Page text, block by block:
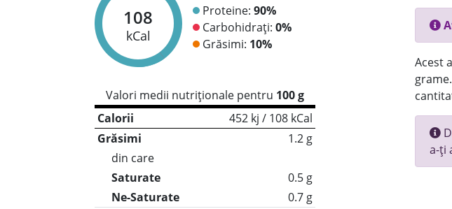
108
kCal
Proteine: 90%
Carbohidrați: 0%
Grăsimi: 10%
Valori medii nutriționale pentru 100 g
Calorii
452 kj / 108 kCal
Grăsimi
1.2 g
din care
Saturate
0.5 g
Ne-Saturate
0.7 g
Acest
a-ți